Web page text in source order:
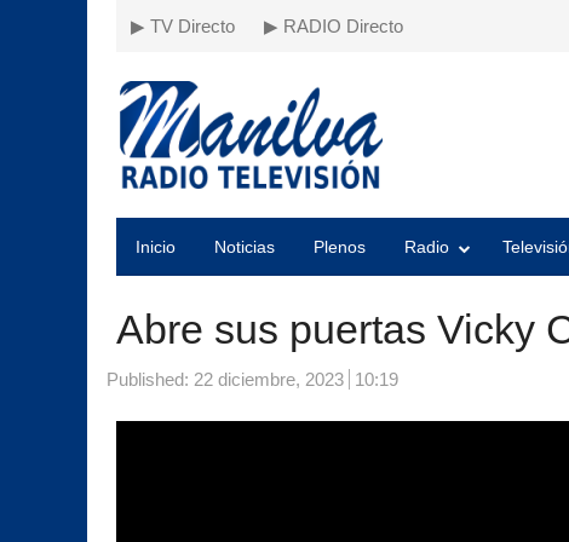
▶ TV Directo ▶ RADIO Directo
Inicio Noticias Plenos Radio
Abre sus puertas Vicky
Published: 22 diciembre, 2023 10:19